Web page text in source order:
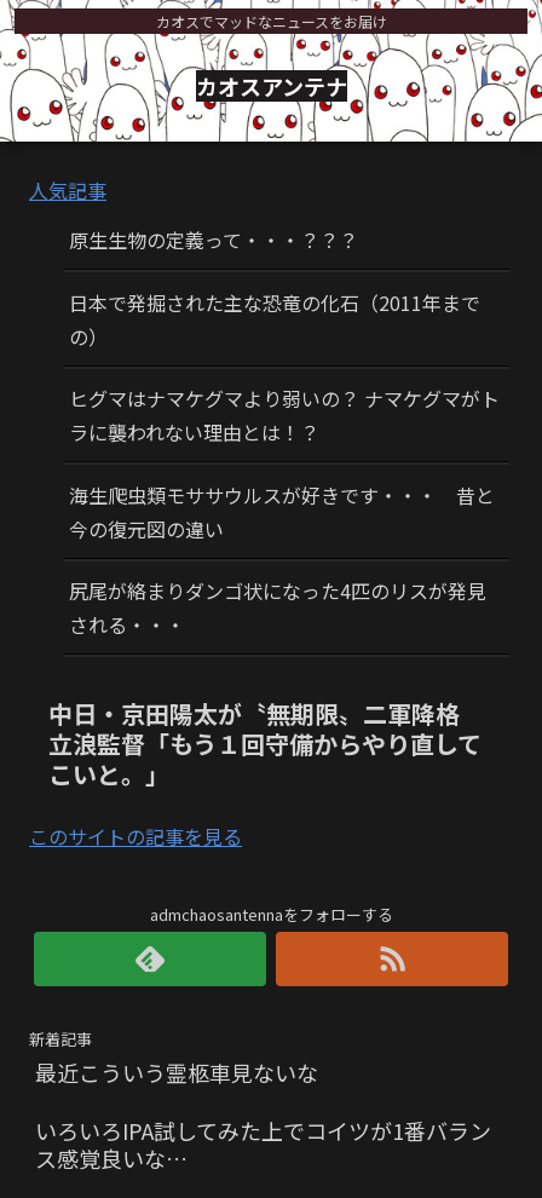
カオスでマッドなニュースをお届け
カオスアンテナ
人気記事
原生生物の定義って・・・？？？
日本で発掘された主な恐竜の化石（2011年まで
の）
ヒグマはナマケグマより弱いの？ ナマケグマがト
ラに襲われない理由とは！？
海生爬虫類モササウルスが好きです・・・ 昔と
今の復元図の違い
尻尾が絡まりダンゴ状になった4匹のリスが発見
される・・・
中日・京田陽太が〝無期限〟二軍降格
立浪監督「もう１回守備からやり直して
こいと。」
このサイトの記事を見る
admchaosantennaをフォローする
新着記事
最近こういう霊柩車見ないな
いろいろIPA試してみた上でコイツが1番バラン
ス感覚良いな…